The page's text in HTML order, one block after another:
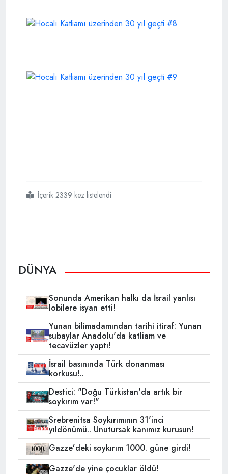
#hocalı
#katliamı
#üzerinden
#30
#yıl
#geçtiİçerik 2339 kez listelendi
DÜNYA
Sonunda Amerikan halkı da İsrail yanlısı
lobilere isyan etti!
Yunan bilimadamından tarihi itiraf: Yunan
subaylar Anadolu'da katliam ve
tecavüzler yaptı!
İsrail basınında Türk donanması
korkusu!..
Destici: "Doğu Türkistan'da artık bir
soykırım var!"
Srebrenitsa Soykırımının 31'inci
yıldönümü.. Unutursak kanımız kurusun!
Gazze’deki soykırım 1000. güne girdi!
Gazze'de yine çocuklar öldü!